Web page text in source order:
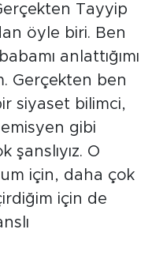
Tayyip
öyle biri. Ben
anlattığımı
Gerçekten ben
siyaset bilimci,
gibi
şanslıyız. O
için, daha çok
için de